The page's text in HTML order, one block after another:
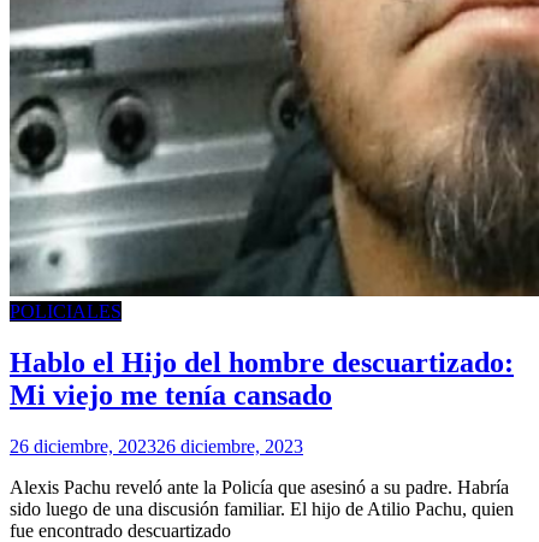
POLICIALES
Hablo el Hijo del hombre descuartizado:
Mi viejo me tenía cansado
26 diciembre, 202326 diciembre, 2023
Alexis Pachu reveló ante la Policía que asesinó a su padre. Habría
sido luego de una discusión familiar. El hijo de Atilio Pachu, quien
fue encontrado descuartizado